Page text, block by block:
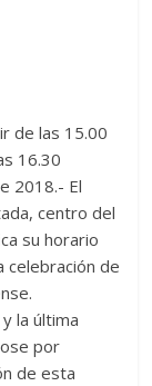
de las 15.00
16.30
2018.- El
centro del
su horario
celebración de
la última
por
de esta